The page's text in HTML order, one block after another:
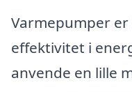
Varmepumper
effektivitet i
anvende en lille